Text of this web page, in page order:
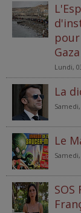
Gaza
Lundi,
La
Le